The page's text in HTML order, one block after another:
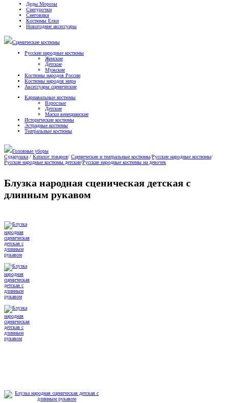
Деды Морозы
Снегурочки
Снеговики
Костюмы Елки
Новогодние аксессуары
Сценические костюмы
Русские народные костюмы
Женские
Детские
Мужские
Костюмы народов России
Костюмы народов мира
Аксессуары сценические
Карнавальные костюмы
Взрослые
Детские
Маски венецианские
Исторические костюмы
Эстрадные костюмы
Театральные костюмы
Головные уборы
Сударушка / Каталог товаров/ Сценические и театральные костюмы/Русские народные костюмы/
Русские народные костюмы детские/Русские народные костюмы на девочек
Блузка народная сценическая детская с
длинным рукавом